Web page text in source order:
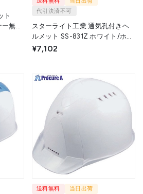
ト
ー無
代引決済不可
スターライト工業 通気孔付きヘ
ルメット SS-831Z ホワイト/ホワ
イト フェースシールド付 FS-
¥7,102
送料無料
当日出荷